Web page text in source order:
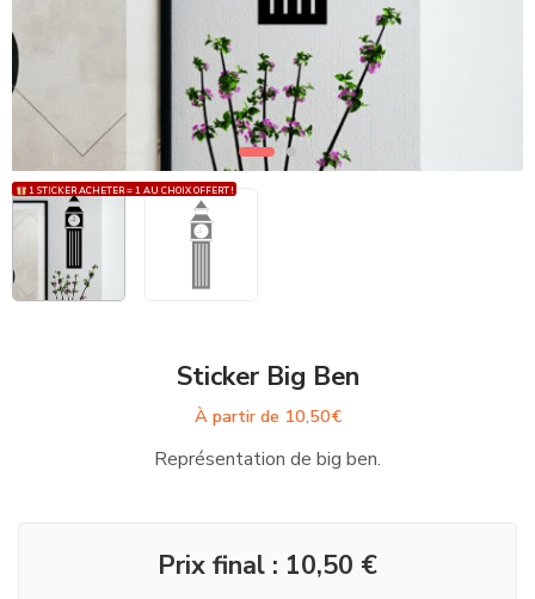
1 STICKER ACHETER = 1 AU CHOIX OFFERT !
Sticker Big Ben
À partir de 10,50€
Représentation de big ben.
Prix final : 10,50 €